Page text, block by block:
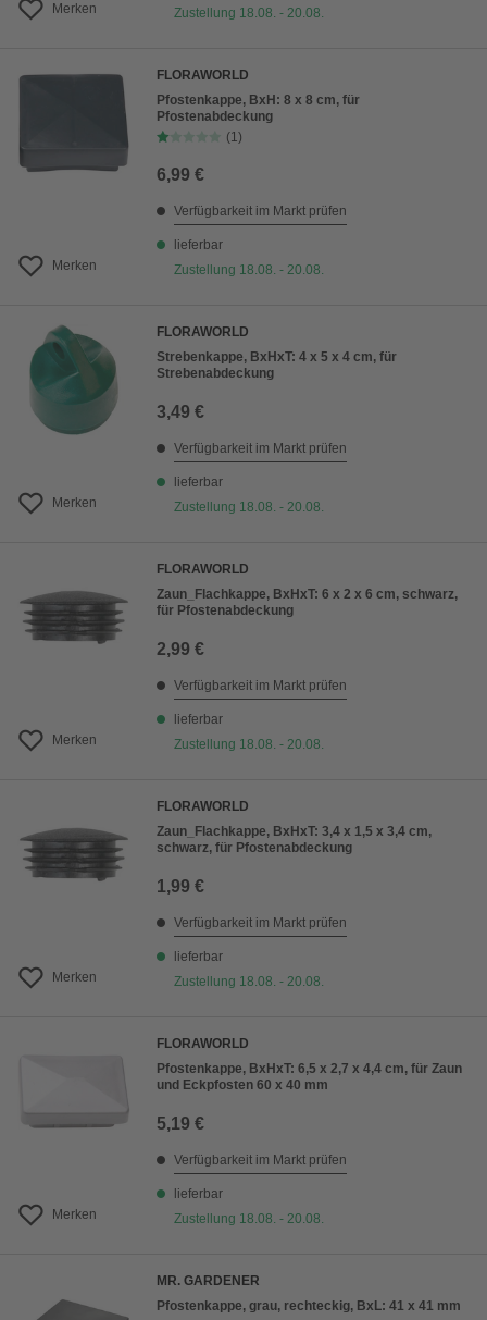
Merken
Zustellung 18.08. - 20.08.
Merken
FLORAWORLD
Pfostenkappe, BxH: 8 x 8 cm, für
Pfostenabdeckung
(1)
6,99 €
Verfügbarkeit im Markt prüfen
lieferbar
Zustellung 18.08. - 20.08.
Merken
FLORAWORLD
Strebenkappe, BxHxT: 4 x 5 x 4 cm, für
Strebenabdeckung
3,49 €
Verfügbarkeit im Markt prüfen
lieferbar
Zustellung 18.08. - 20.08.
Merken
FLORAWORLD
Zaun_Flachkappe, BxHxT: 6 x 2 x 6 cm, schwarz,
für Pfostenabdeckung
2,99 €
Verfügbarkeit im Markt prüfen
lieferbar
Zustellung 18.08. - 20.08.
Merken
FLORAWORLD
Zaun_Flachkappe, BxHxT: 3,4 x 1,5 x 3,4 cm,
schwarz, für Pfostenabdeckung
1,99 €
Verfügbarkeit im Markt prüfen
lieferbar
Zustellung 18.08. - 20.08.
Merken
FLORAWORLD
Pfostenkappe, BxHxT: 6,5 x 2,7 x 4,4 cm, für Zaun
und Eckpfosten 60 x 40 mm
5,19 €
Verfügbarkeit im Markt prüfen
lieferbar
Zustellung 18.08. - 20.08.
MR. GARDENER
Pfostenkappe, grau, rechteckig, BxL: 41 x 41 mm